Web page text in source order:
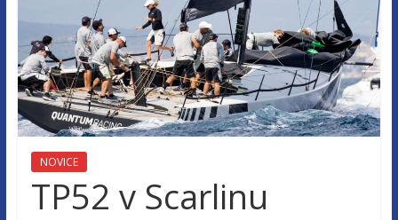
NOVICE
TP52 v Scarlinu